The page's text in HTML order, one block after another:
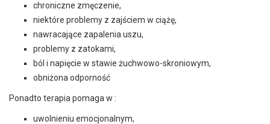
chroniczne zmęczenie,
niektóre problemy z zajściem w ciążę,
nawracające zapalenia uszu,
problemy z zatokami,
ból i napięcie w stawie żuchwowo-skroniowym,
obniżona odporność
Ponadto terapia pomaga w :
uwolnieniu emocjonalnym,